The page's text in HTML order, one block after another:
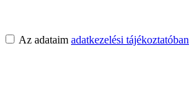
Az adataim adatkezelési tájékoztatóban